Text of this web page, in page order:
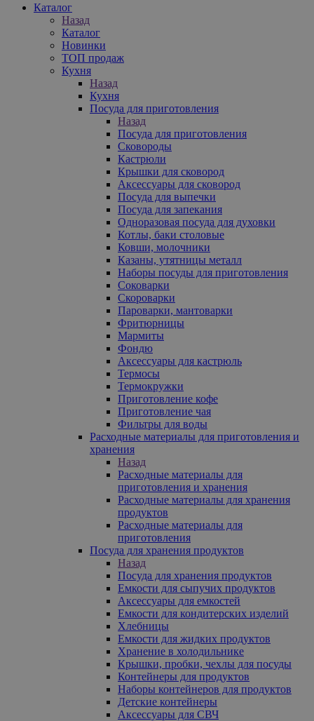
Каталог
Назад
Каталог
Новинки
ТОП продаж
Кухня
Назад
Кухня
Посуда для приготовления
Назад
Посуда для приготовления
Сковороды
Кастрюли
Крышки для сковород
Аксессуары для сковород
Посуда для выпечки
Посуда для запекания
Одноразовая посуда для духовки
Котлы, баки столовые
Ковши, молочники
Казаны, утятницы металл
Наборы посуды для приготовления
Соковарки
Скороварки
Пароварки, мантоварки
Фритюрницы
Мармиты
Фондю
Аксессуары для кастрюль
Термосы
Термокружки
Приготовление кофе
Приготовление чая
Фильтры для воды
Расходные материалы для приготовления и
хранения
Назад
Расходные материалы для
приготовления и хранения
Расходные материалы для хранения
продуктов
Расходные материалы для
приготовления
Посуда для хранения продуктов
Назад
Посуда для хранения продуктов
Емкости для сыпучих продуктов
Аксессуары для емкостей
Емкости для кондитерских изделий
Хлебницы
Емкости для жидких продуктов
Хранение в холодильнике
Крышки, пробки, чехлы для посуды
Контейнеры для продуктов
Наборы контейнеров для продуктов
Детские контейнеры
Аксессуары для СВЧ